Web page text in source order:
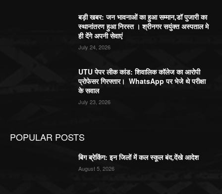
बड़ी खबर: जन भावनाओं का हुआ सम्मान,डॉ पुजारी का
स्थानांतरण हुआ निरस्त । श्रीनगर सयुंक्त अस्पताल मे
ही देंगे अपनी सेवाएं
July 24, 2026
UTU पेपर लीक कांड: शिवालिक कॉलेज का आरोपी
प्रोफेसर गिरफ्तार। WhatsApp पर भेजे थे परीक्षा
के सवाल
July 23, 2026
POPULAR POSTS
बिग ब्रेकिंग: इन जिलों में कल स्कूल बंद,देंखे आदेश
August 5, 2026